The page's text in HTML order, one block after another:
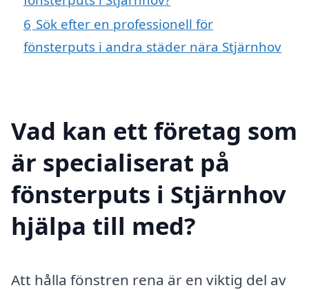
6 Sök efter en professionell för
fönsterputs i andra städer nära Stjärnhov
Vad kan ett företag som
är specialiserat på
fönsterputs i Stjärnhov
hjälpa till med?
Att hålla fönstren rena är en viktig del av